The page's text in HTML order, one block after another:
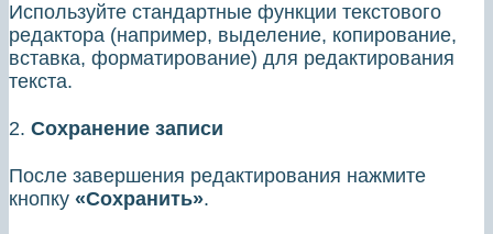
Используйте стандартные функции текстового
редактора (например, выделение, копирование,
вставка, форматирование) для редактирования
текста.
2. Сохранение записи
После завершения редактирования нажмите
кнопку «Сохранить».